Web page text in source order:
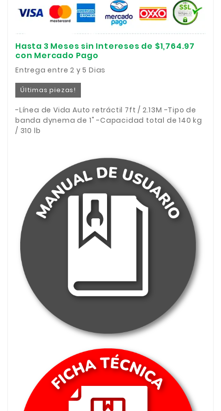
Hasta 3 Meses sin Intereses de $1,764.97
con Mercado Pago
Entrega entre 2 y 5 Dias
Últimas piezas!
-Línea de Vida Auto retráctil 7ft / 2.13M -Tipo de
banda dynema de 1" -Capacidad total de 140 kg
/ 310 lb